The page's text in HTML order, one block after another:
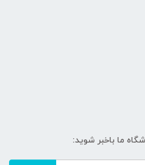
ما باخبر شوید: